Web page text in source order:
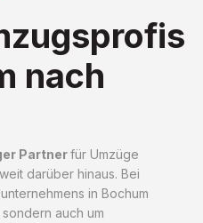
nach
Partnerfür Umzüge
darüber hinaus. Bei
in Bochum
auch um